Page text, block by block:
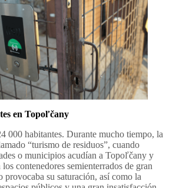
en Topoľčany
000 habitantes. Durante mucho tiempo, la
“turismo de residuos”, cuando
o municipios acudían a Topoľčany y
contenedores semienterrados de gran
provocaba su saturación, así como la